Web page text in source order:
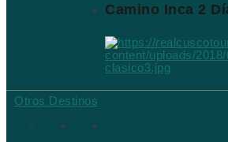
Camino Inca 2
Otros Destinos